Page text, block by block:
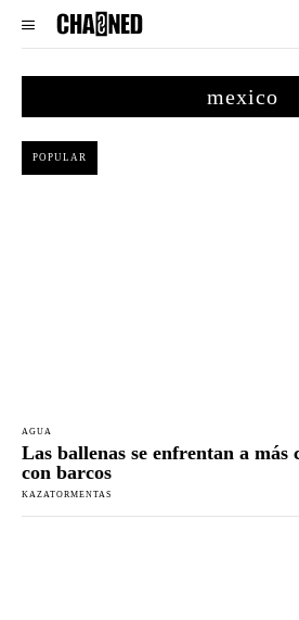
mexico
POPULAR
AGUA
Las ballenas se enfrentan a más
con barcos
KAZATORMENTAS